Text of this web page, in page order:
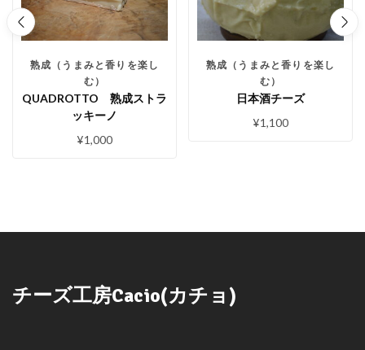
熟成（うまみと香りを楽し
む）
QUADROTTO 熟成ストラ
ッキーノ
¥1,000
熟成（うまみと香りを楽し
む）
日本酒チーズ
¥1,100
チーズ工房Cacio(カチョ)